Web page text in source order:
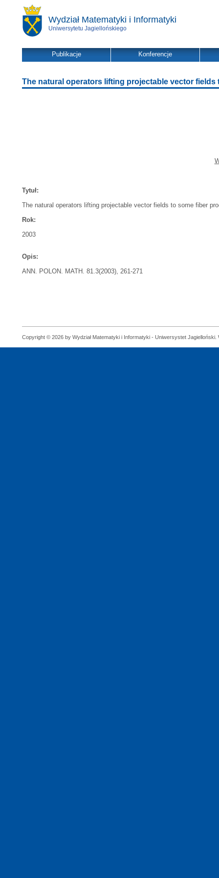
Wydział Matematyki i Informatyki
Uniwersytetu Jagiellońskiego
Publikacje Konferencje
The natural operators lifting projectable vector
Tytuł:
The natural operators lifting projectable vector fields to some fiber
Rok:
2003
Opis:
ANN. POLON. MATH. 81.3(2003), 261-271
Copyright © 2026 by Wydział Matematyki i Informatyki - Uniwersystet